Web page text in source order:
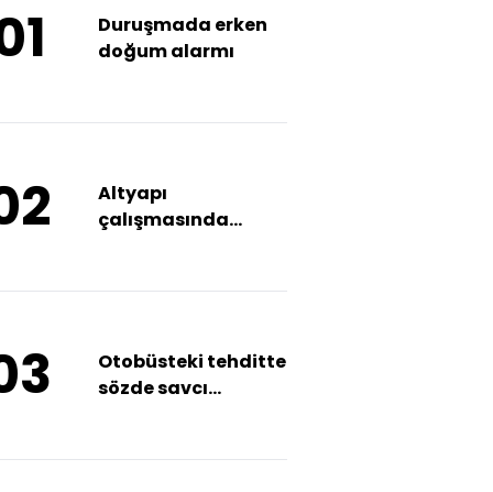
Duruşmada erken
doğum alarmı
Altyapı
çalışmasında
Otobüsteki tehditte
sözde savcı